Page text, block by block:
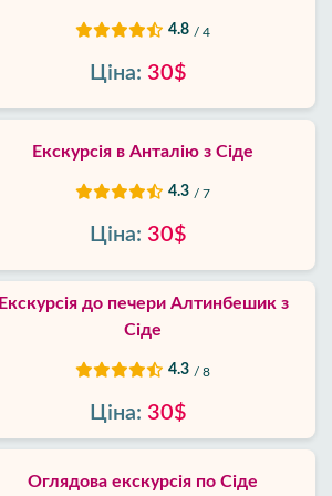
4.8 / 4
Ціна: 30$
Екскурсія в Анталію з Сіде
4.3 / 7
Ціна: 30$
Екскурсія до печери Алтинбешик з
Сіде
4.3 / 8
Ціна: 30$
Оглядова екскурсія по Сіде